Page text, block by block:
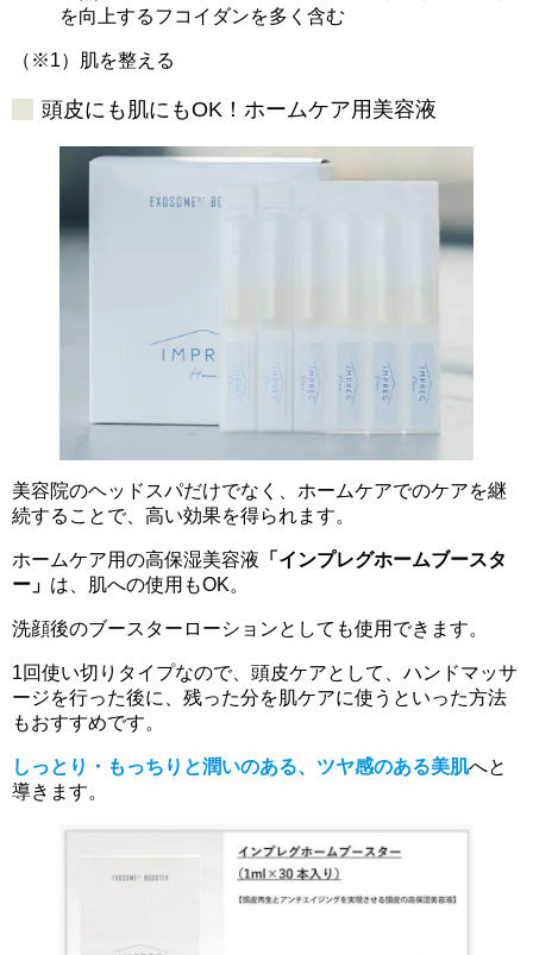
を向上するフコイダンを多く含む
（※1）肌を整える
頭皮にも肌にもOK！ホームケア用美容液
美容院のヘッドスパだけでなく、ホームケアでのケアを継
続することで、高い効果を得られます。
ホームケア用の高保湿美容液 「インプレグホームブースタ
ー」 は、肌への使用もOK。
洗顔後のブースターローションとしても使用できます。
1回使い切りタイプなので、頭皮ケアとして、ハンドマッサ
ージを行った後に、残った分を肌ケアに使うといった方法
もおすすめです。
しっとり・もっちりと潤いのある、ツヤ感のある美肌へと
導きます。